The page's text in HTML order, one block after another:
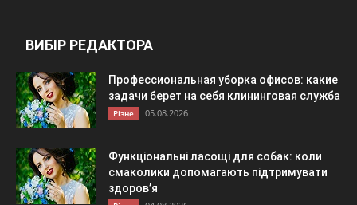
ВИБІР РЕДАКТОРА
Профессиональная уборка офисов: какие
задачи берет на себя клининговая служба
Різне 05.08.2026
Функціональні ласощі для собак: коли
смаколики допомагають підтримувати
здоров’я